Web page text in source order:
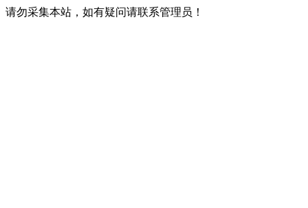
请勿采集本站，如有疑问请联系管理员！